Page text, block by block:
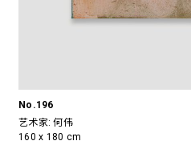
No.196
艺术家:何伟
160 x 180 cm